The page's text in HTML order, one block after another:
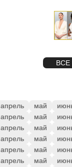
ВСЕ
апрель май
апрель май
апрель май
апрель май
апрель май
апрель май